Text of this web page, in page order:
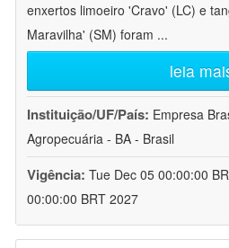
enxertos limoeiro 'Cravo' (LC) e
Maravilha' (SM) foram ...
leia
Instituição/UF/País: Empresa
Agropecuária - BA - Brasil
Vigência: Tue Dec 05 00:00:00
00:00:00 BRT 2027